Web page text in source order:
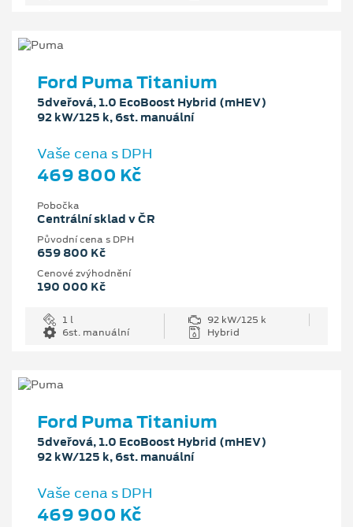
Ford Puma Titanium
5dveřová, 1.0 EcoBoost Hybrid (mHEV)
92 kW/125 k, 6st. manuální
Vaše cena s DPH
469 800 Kč
Pobočka
Centrální sklad v ČR
Původní cena s DPH
659 800 Kč
Cenové zvýhodnění
190 000 Kč
1 l
92 kW/125 k
6st. manuální
Hybrid
Ford Puma Titanium
5dveřová, 1.0 EcoBoost Hybrid (mHEV)
92 kW/125 k, 6st. manuální
Vaše cena s DPH
469 900 Kč